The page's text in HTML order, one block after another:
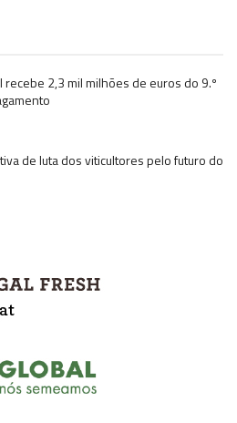
recebe 2,3 mil milhões de euros do 9.º
de luta dos viticultores pelo futuro do